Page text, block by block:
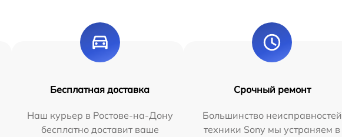
Бесплатная доставка
Наш курьер в Ростове-на-Дону
бесплатно доставит ваше
Срочный ремонт
Большинство неисправностей
техники Sony мы устраняем в